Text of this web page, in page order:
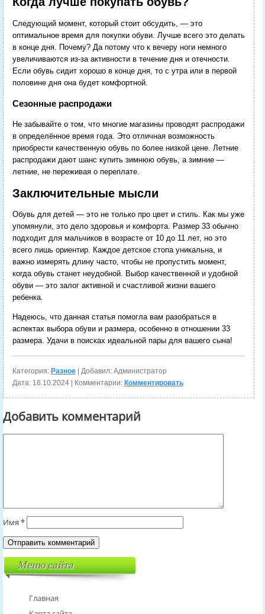
Следующий момент, который стоит обсудить, — это
оптимальное время для покупки обуви. Лучше всего это делать
в конце дня. Почему? Да потому что к вечеру ноги немного
увеличиваются из-за активности в течение дня и отечности.
Если обувь сидит хорошо в конце дня, то с утра или в первой
половине дня она будет комфортной.
Сезонные распродажи
Не забывайте о том, что многие магазины проводят распродажи
в определённое время года. Это отличная возможность
приобрести качественную обувь по более низкой цене. Летние
распродажи дают шанс купить зимнюю обувь, а зимние —
летние, не переживая о переплате.
Заключительные мысли
Обувь для детей — это не только про цвет и стиль. Как мы уже
упомянули, это дело здоровья и комфорта. Размер 33 обычно
подходит для мальчиков в возрасте от 10 до 11 лет, но это
всего лишь ориентир. Каждое детское стопа уникальна, и
важно измерять длину часто, чтобы не пропустить момент,
когда обувь станет неудобной. Выбор качественной и удобной
обуви — это залог активной и счастливой жизни вашего
ребенка.
Надеюсь, что данная статья помогла вам разобраться в
аспектах выбора обуви и размера, особенно в отношении 33
размера. Удачи в поисках идеальной пары для вашего сына!
Категория: Разное| Добавил: Администратор
Дата: 16.10.2024| Комментарии: Комментировать
Добавить комментарий
Имя *
Меню сайта
Главная